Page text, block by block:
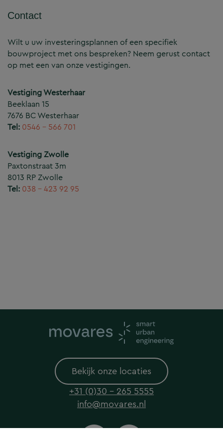
Contact
Wilt u uw investeringsplannen of een specifiek
bouwproject met ons bespreken? Neem gerust contact
op met een van onze vestigingen.
Vestiging Westerhaar
Beeklaan 15
7676 BC Westerhaar
Tel: 0546 – 566 701
Vestiging Zwolle
Paxtonstraat 3m
8013 RP Zwolle
Tel: 038 – 423 92 95
Bekijk onze locaties
+31 (0)30 - 265 5555
info@movares.nl